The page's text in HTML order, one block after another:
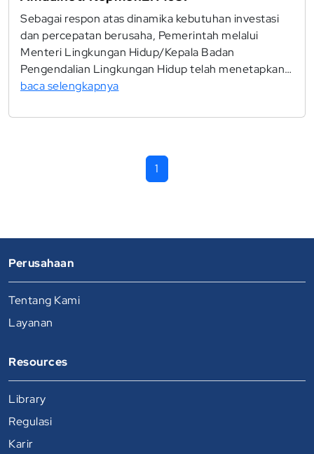
Sebagai respon atas dinamika kebutuhan investasi
dan percepatan berusaha, Pemerintah melalui
Menteri Lingkungan Hidup/Kepala Badan
Pengendalian Lingkungan Hidup telah menetapkan…
baca selengkapnya
1
Perusahaan
Tentang Kami
Layanan
Resources
Library
Regulasi
Karir